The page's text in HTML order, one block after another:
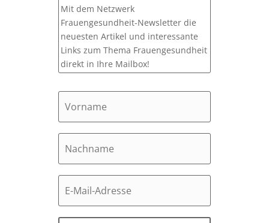
Mit dem Netzwerk
Frauengesundheit-Newsletter die
neuesten Artikel und interessante
Links zum Thema Frauengesundheit
direkt in Ihre Mailbox!